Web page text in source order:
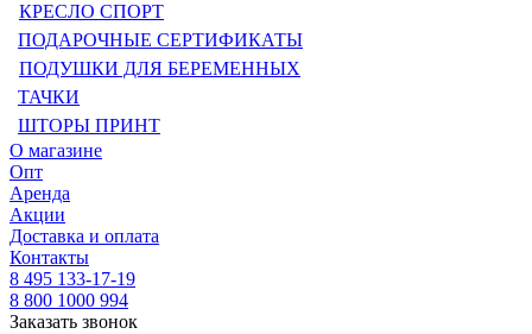
КРЕСЛО СПОРТ
ПОДАРОЧНЫЕ СЕРТИФИКАТЫ
ПОДУШКИ ДЛЯ БЕРЕМЕННЫХ
ТАЧКИ
ШТОРЫ ПРИНТ
О магазине
Опт
Аренда
Акции
Доставка и оплата
Контакты
8 495 133-17-19
8 800 1000 994
Заказать звонок